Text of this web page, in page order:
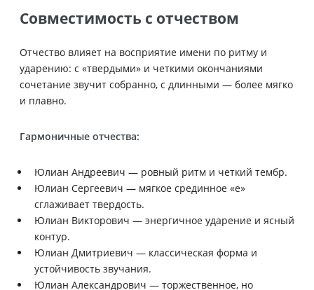
Совместимость с отчеством
Отчество влияет на восприятие имени по ритму и
ударению: с «твердыми» и четкими окончаниями
сочетание звучит собранно, с длинными — более мягко
и плавно.
Гармоничные отчества:
Юлиан Андреевич — ровный ритм и четкий тембр.
Юлиан Сергеевич — мягкое срединное «е»
сглаживает твердость.
Юлиан Викторович — энергичное ударение и ясный
контур.
Юлиан Дмитриевич — классическая форма и
устойчивость звучания.
Юлиан Александрович — торжественное, но